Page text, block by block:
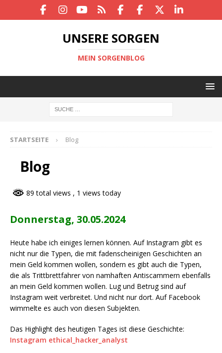
UNSERE SORGEN
MEIN SORGENBLOG
STARTSEITE Blog
Blog
89 total views , 1 views today
Donnerstag, 30.05.2024
Heute habe ich einiges lernen können. Auf Instagram gibt es
nicht nur die Typen, die mit fadenscheinigen Geschichten an
mein Geld kommen wollen, sondern es gibt auch die Typen,
die als Trittbrettfahrer von namhaften Antiscammern ebenfalls
an mein Geld kommen wollen. Lug und Betrug sind auf
Instagram weit verbreitet. Und nicht nur dort. Auf Facebook
wimmelte es auch von diesen Subjekten.
Das Highlight des heutigen Tages ist diese Geschichte:
Instagram ethical_hacker_analyst